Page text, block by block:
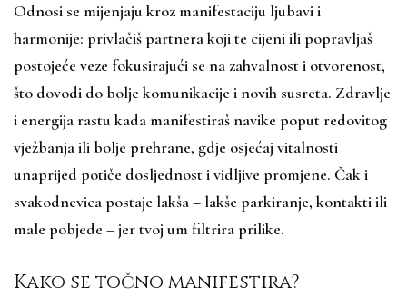
Odnosi se mijenjaju kroz manifestaciju ljubavi i
harmonije: privlačiš partnera koji te cijeni ili popravljaš
postojeće veze fokusirajući se na zahvalnost i otvorenost,
što dovodi do bolje komunikacije i novih susreta. Zdravlje
i energija rastu kada manifestiraš navike poput redovitog
vježbanja ili bolje prehrane, gdje osjećaj vitalnosti
unaprijed potiče dosljednost i vidljive promjene. Čak i
svakodnevica postaje lakša – lakše parkiranje, kontakti ili
male pobjede – jer tvoj um filtrira prilike.
Kako se točno manifestira?